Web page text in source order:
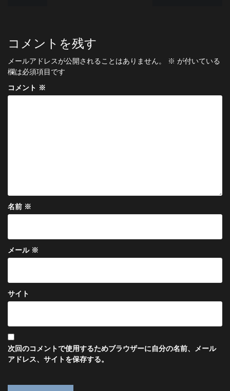
ビ
ゲ
ー
シ
コメントを残す
メールアドレスが公開されることはありません。 ※ が付いている
欄は必須項目です
コメント ※
名前 ※
メール ※
サイト
次回のコメントで使用するためブラウザーに自分の名前、メール
アドレス、サイトを保存する。